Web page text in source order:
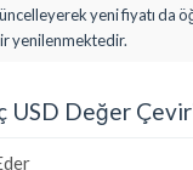
yeni fiyatı da
yenilenmektedir.
USD Değer